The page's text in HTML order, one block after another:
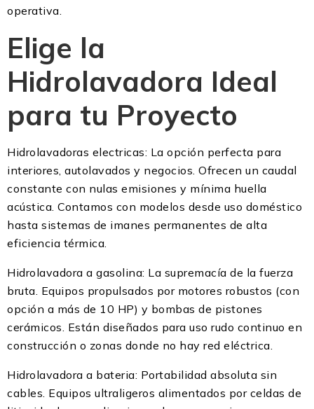
operativa.
Elige la
Hidrolavadora Ideal
para tu Proyecto
Hidrolavadoras electricas: La opción perfecta para
interiores, autolavados y negocios. Ofrecen un caudal
constante con nulas emisiones y mínima huella
acústica. Contamos con modelos desde uso doméstico
hasta sistemas de imanes permanentes de alta
eficiencia térmica.
Hidrolavadora a gasolina: La supremacía de la fuerza
bruta. Equipos propulsados por motores robustos (con
opción a más de 10 HP) y bombas de pistones
cerámicos. Están diseñados para uso rudo continuo en
construcción o zonas donde no hay red eléctrica.
Hidrolavadora a bateria: Portabilidad absoluta sin
cables. Equipos ultraligeros alimentados por celdas de